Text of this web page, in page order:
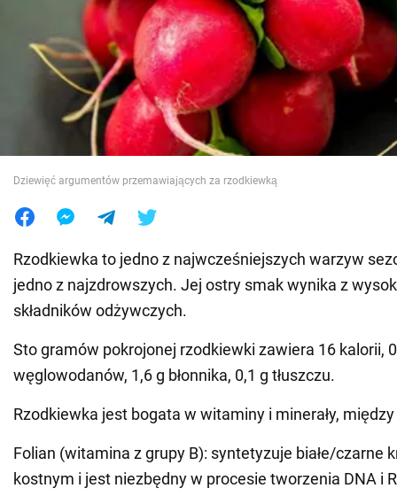
Społeczeństwo
Wojna na Ukrainie
Jedzenie
Dziewięć argumentów przemawiających za rzodkiewką
Rzodkiewka to jedno z najwcześniejszych warzyw
jedno z najzdrowszych. Jej ostry smak wynika z
składników odżywczych.
Sto gramów pokrojonej rzodkiewki zawiera 16 kalorii,
węglowodanów, 1,6 g błonnika, 0,1 g tłuszczu.
Rzodkiewka jest bogata w witaminy i minerały,
Folian (witamina z grupy B): syntetyzuje białe/czarne
kostnym i jest niezbędny w procesie tworzenia DNA i